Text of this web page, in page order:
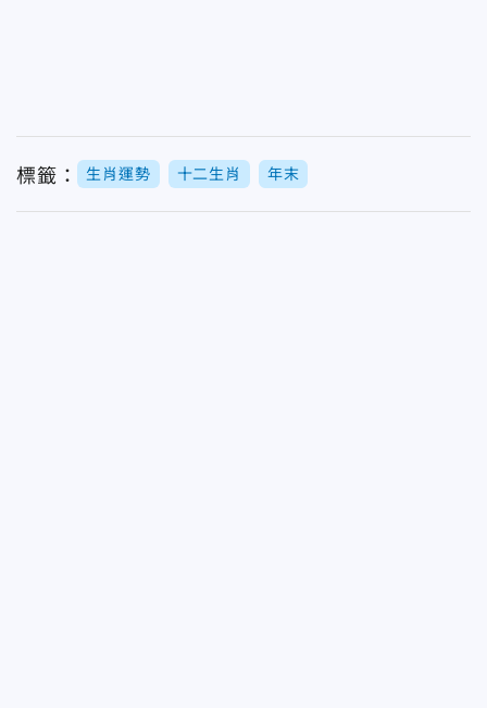
標籤： 生肖運勢 十二生肖 年末